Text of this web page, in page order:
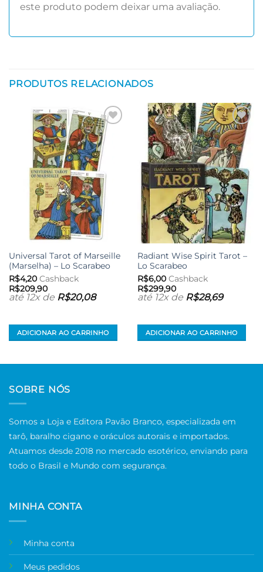
este produto podem deixar uma avaliação.
PRODUTOS RELACIONADOS
Adicionar
aos meus
desejos
Universal Tarot of Marseille
(Marselha) – Lo Scarabeo
R$4,20Cashback
R$209,90
até 12x de R$20,08
ADICIONAR AO CARRINHO
Adicionar
aos meus
desejos
Radiant Wise Spirit Tarot –
Lo Scarabeo
R$6,00Cashback
R$299,90
até 12x de R$28,69
ADICIONAR AO CARRINHO
SOBRE NÓS
Somos a Loja e Editora Pavão Branco, especializada em
tarô, baralho cigano e oráculos autorais e importados.
Atuamos desde 2018 no mercado esotérico, enviando para
todo o Brasil e Mundo com segurança.
MINHA CONTA
Minha conta
Meus pedidos